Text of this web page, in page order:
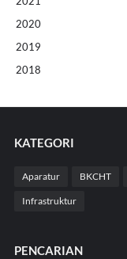
2020
2019
2018
KATEGORI
Aparatur BKCHT
Infrastruktur
PENCARIAN